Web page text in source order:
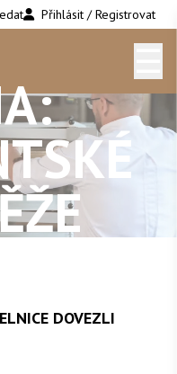
Přihlásit / Registrovat
DOVEZLI